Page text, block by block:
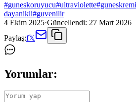
#guneskoruyucu#ultraviolette#guneskremi
dayanikli#guvenilir
4 Ekim 2025·Güncellendi: 27 Mart 2026
Paylaş:f𝕏
Yorumlar: